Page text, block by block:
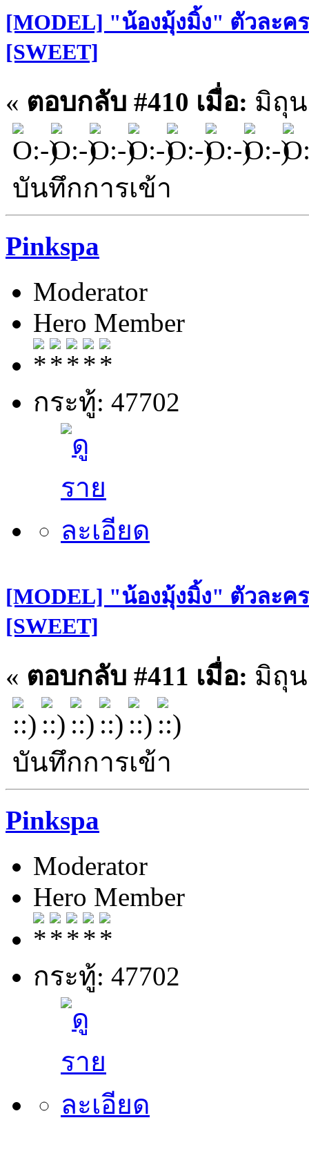
[MODEL] "น้องมุ้งมิ้ง" ตัวละค
[SWEET]
« ตอบกลับ #410 เมื่อ: มิถุน
บันทึกการเข้า
Pinkspa
Moderator
Hero Member
กระทู้: 47702
[MODEL] "น้องมุ้งมิ้ง" ตัวละค
[SWEET]
« ตอบกลับ #411 เมื่อ: มิถุน
บันทึกการเข้า
Pinkspa
Moderator
Hero Member
กระทู้: 47702